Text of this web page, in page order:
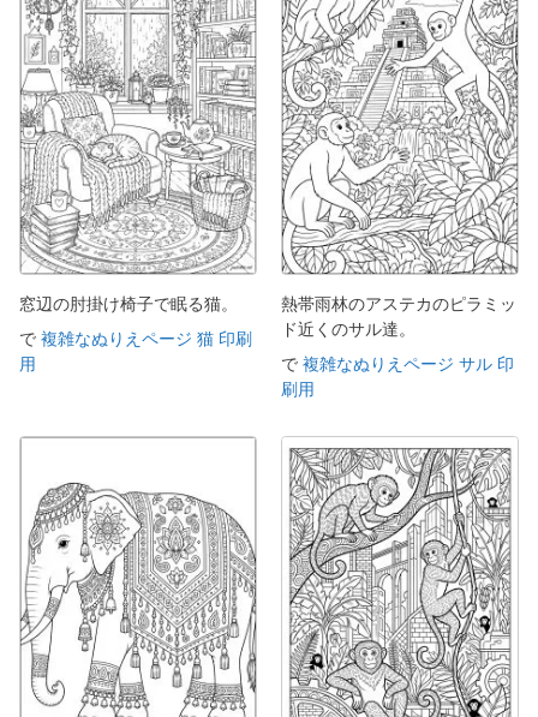
窓辺の肘掛け椅子で眠る猫。
で 複雑なぬりえページ 猫 印刷
用
熱帯雨林のアステカのピラミッ
ド近くのサル達。
で 複雑なぬりえページ サル 印
刷用